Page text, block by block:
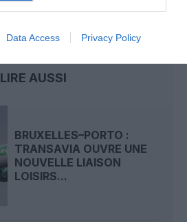
Data Access Privacy Policy
LIRE AUSSI
BRUXELLES–PORTO :
TRANSAVIA OUVRE UNE
NOUVELLE LIAISON
LOISIRS...